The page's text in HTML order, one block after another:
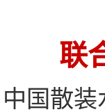
联
中国散